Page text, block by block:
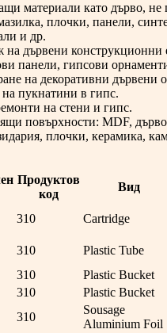
материали като дърво,
плочки, панели,
и др.
дървени конструкционни
панели, гипсови
на декоративни дървени
пукнатини в гипс.
на стени и гипс.
повърхности: MDF,
плочки, керамика,
Продуктов
код
Вид
310 Cartridge
310 Plastic Tube
310 Plastic Bucket
310 Plastic Bucket
310
Sousage
Aluminium Foil